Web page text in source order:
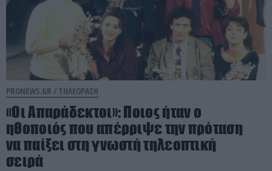
PRONEWS.GR / ΤΗΛΕΟΡΑΣΗ
«Οι Απαράδεκτοι»: Ποιος ήταν ο
ηθοποιός που απέρριψε την πρόταση
να παίξει στη γνωστή τηλεοπτική
σειρά